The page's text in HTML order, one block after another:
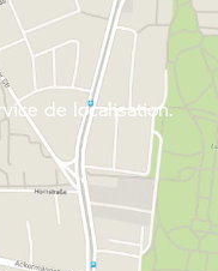
de localisation.